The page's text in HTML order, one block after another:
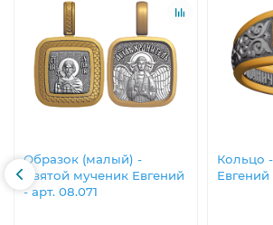
Образок (малый) -
Святой мученик Евгений
- арт. 08.071
Кольцо
Евгений